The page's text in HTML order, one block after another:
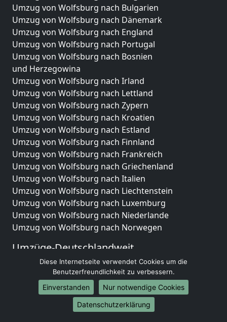
Umzug von Wolfsburg nach Bulgarien
Umzug von Wolfsburg nach Dänemark
Umzug von Wolfsburg nach England
Umzug von Wolfsburg nach Portugal
Umzug von Wolfsburg nach Bosnien
und Herzegowina
Umzug von Wolfsburg nach Irland
Umzug von Wolfsburg nach Lettland
Umzug von Wolfsburg nach Zypern
Umzug von Wolfsburg nach Kroatien
Umzug von Wolfsburg nach Estland
Umzug von Wolfsburg nach Finnland
Umzug von Wolfsburg nach Frankreich
Umzug von Wolfsburg nach Griechenland
Umzug von Wolfsburg nach Italien
Umzug von Wolfsburg nach Liechtenstein
Umzug von Wolfsburg nach Luxemburg
Umzug von Wolfsburg nach Niederlande
Umzug von Wolfsburg nach Norwegen
Umzüge-Deutschlandweit
Umzug von Wolfsburg nach Berlin
Umzug von Wolfsburg nach Hamburg
Umzug von Wolfsburg nach München
Umzug von Wolfsburg nach Köln
Umzug von Wolfsburg nach Frankfurt am Main
Diese Internetseite verwendet Cookies um die
Benutzerfreundlichkeit zu verbessern.
Einverstanden
Nur notwendige Cookies
Datenschutzerklärung